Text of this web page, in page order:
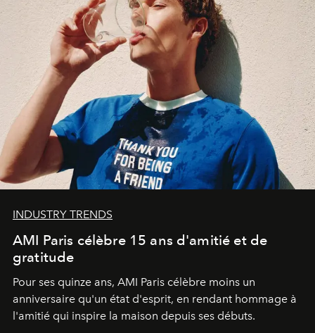
INDUSTRY TRENDS
AMI Paris célèbre 15 ans d'amitié et de
gratitude
Pour ses quinze ans, AMI Paris célèbre moins un
anniversaire qu'un état d'esprit, en rendant hommage à
l'amitié qui inspire la maison depuis ses débuts.